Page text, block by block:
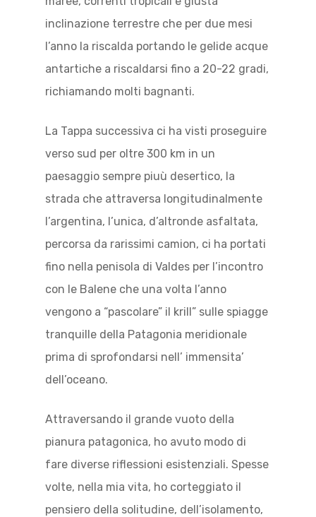
inclinazione terrestre che per due mesi
l’anno la riscalda portando le gelide acque
antartiche a riscaldarsi fino a 20-22 gradi,
richiamando molti bagnanti.
La Tappa successiva ci ha visti proseguire
verso sud per oltre 300 km in un
paesaggio sempre piuù desertico, la
strada che attraversa longitudinalmente
l’argentina, l’unica, d’altronde asfaltata,
percorsa da rarissimi camion, ci ha portati
fino nella penisola di Valdes per l’incontro
con le Balene che una volta l’anno
vengono a “pascolare” il krill” sulle spiagge
tranquille della Patagonia meridionale
prima di sprofondarsi nell’ immensita’
dell’oceano.
Attraversando il grande vuoto della
pianura patagonica, ho avuto modo di
fare diverse riflessioni esistenziali. Spesse
volte, nella mia vita, ho corteggiato il
pensiero della solitudine, dell’isolamento,